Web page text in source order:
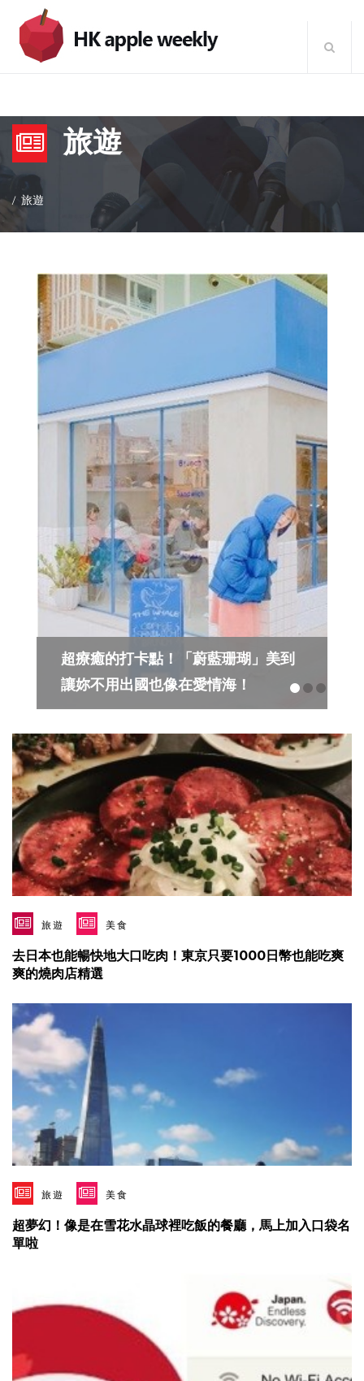
旅遊
旅遊
台南不只是美食天堂！讓妳美到冒泡
「３大宮廷系建築」怎麼拍都像幅
畫！
旅遊 美食
去日本也能暢快地大口吃肉！東京只要1000日幣也能吃爽
爽的燒肉店精選
旅遊 美食
超夢幻！像是在雪花水晶球裡吃飯的餐廳，馬上加入口袋名
單啦